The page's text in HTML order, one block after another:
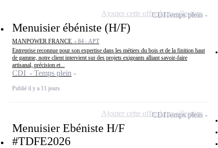
Menuisier ébéniste (H/F)
MANPOWER FRANCE - 84 - APT
Entreprise reconnue pour son expertise dans les métiers du bois et de la finition haut
de gamme, notre client intervient sur des projets exigeants alliant savoir-faire
artisanal, précision et...
CDI - Temps plein
Publié il y a 11 jours
CDITemps plein
Ajouter cette offre à ma sélection
Menuisier Ebéniste H/F
#TDFE2026
CDITemps plein
Ajouter cette offre à ma sélection